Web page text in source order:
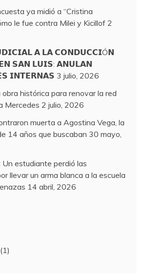
ya midió a “Cristina
le fue contra Milei y Kicillof 2
𝗔 𝗟𝗔 𝗖𝗢𝗡𝗗𝗨𝗖𝗖𝗜Ó𝗡
𝗦𝗔𝗡 𝗟𝗨𝗜𝗦: 𝗔𝗡𝗨𝗟𝗔𝗡
𝗜𝗡𝗧𝗘𝗥𝗡𝗔𝗦 3 julio, 2026
histórica para renovar la red
Mercedes 2 julio, 2026
muerta a Agostina Vega, la
14 años que buscaban 30 mayo,
Un estudiante perdió las
llevar un arma blanca a la escuela
14 abril, 2026
(1)